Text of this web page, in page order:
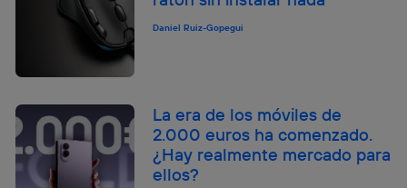
Daniel Ruiz-Gopegui
La era de los móviles de
2.000 euros ha comenzado.
¿Hay realmente mercado para
ellos?